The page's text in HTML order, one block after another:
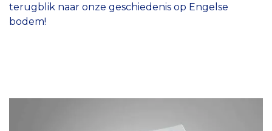
terugblik naar onze geschiedenis op Engelse
bodem!